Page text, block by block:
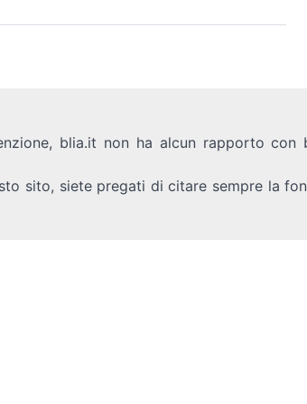
blia.it non ha alcun rapporto
sito, siete pregati di citare sempre la